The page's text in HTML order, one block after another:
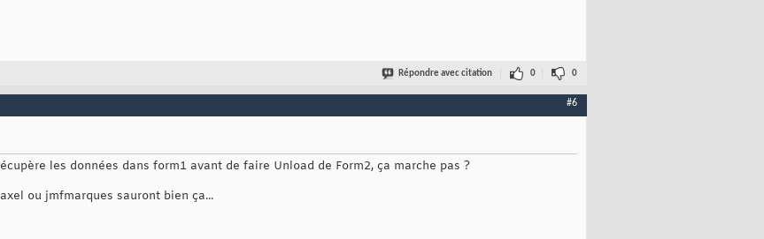
Répondre avec citation 0 0
#6
les données dans form1 avant de faire Unload de Form2, ça marche pas ?
ou jmfmarques sauront bien ça...